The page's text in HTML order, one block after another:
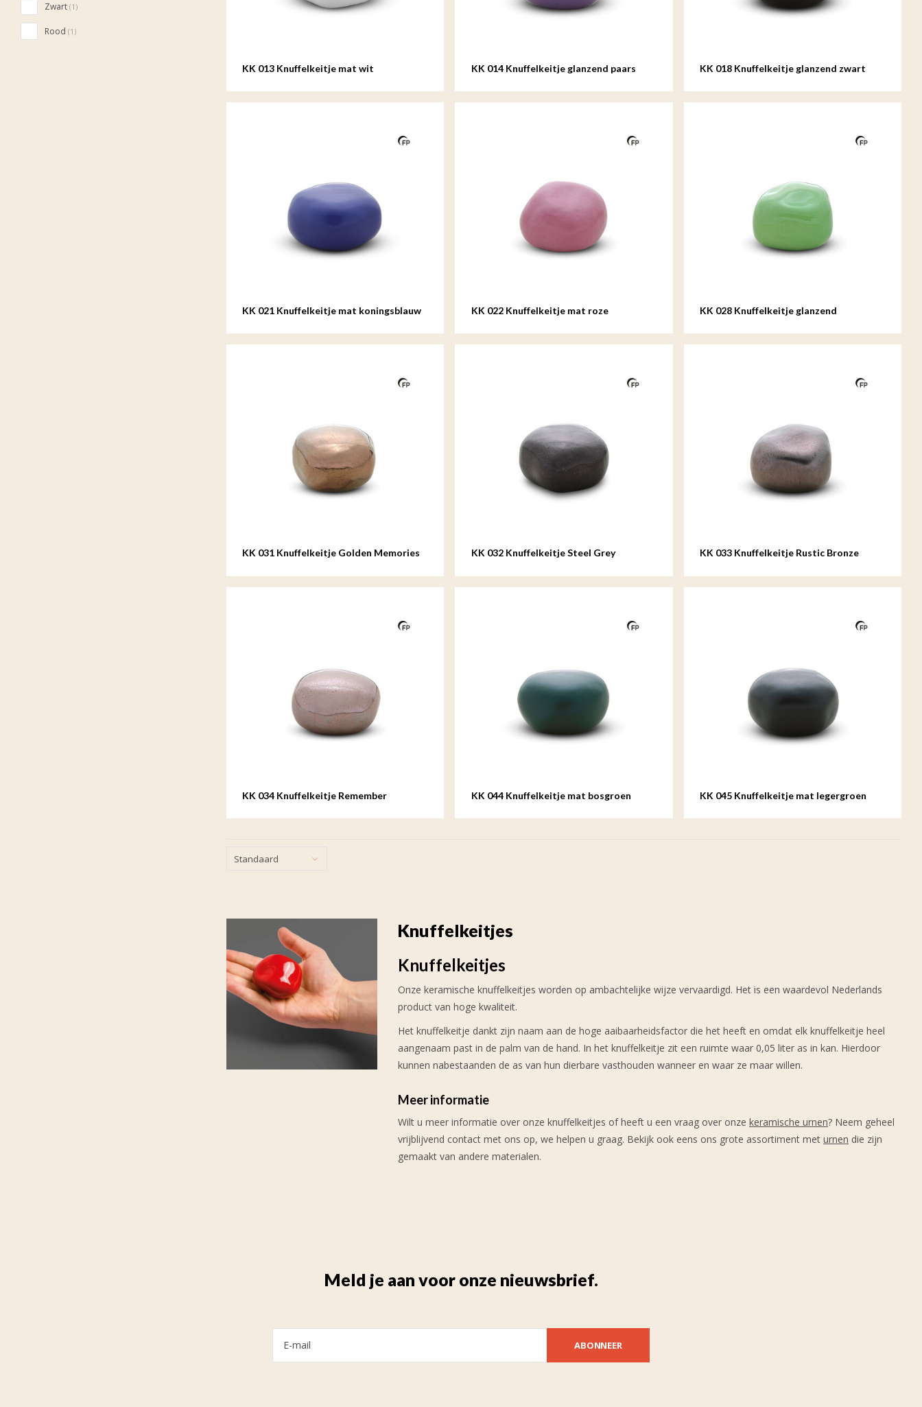
Zwart (1)
Rood (1)
KK 013 Knuffelkeitje mat wit KK 014 Knuffelkeitje glanzend paars KK 018 Knuffelkeitje glanzend zwart
KK 021 Knuffelkeitje mat koningsblauw KK 022 Knuffelkeitje mat roze
KK 028 Knuffelkeitje glanzend
KK 031 Knuffelkeitje Golden Memories KK 032 Knuffelkeitje Steel Grey KK 033 Knuffelkeitje Rustic Bronze
KK 034 Knuffelkeitje Remember KK 044 Knuffelkeitje mat bosgroen KK 045 Knuffelkeitje mat legergroen
Standaard
Knuffelkeitjes
Knuffelkeitjes
Onze keramische knuffelkeitjes worden op ambachtelijke wijze vervaardigd. Het is een waardevol Nederlands
product van hoge kwaliteit.
Het knuffelkeitje dankt zijn naam aan de hoge aaibaarheidsfactor die het heeft en omdat elk knuffelkeitje heel
aangenaam past in de palm van de hand. In het knuffelkeitje zit een ruimte waar 0,05 liter as in kan. Hierdoor
kunnen nabestaanden de as van hun dierbare vasthouden wanneer en waar ze maar willen.
Meer informatie
Wilt u meer informatie over onze knuffelkeitjes of heeft u een vraag over onze keramische urnen? Neem geheel
vrijblijvend contact met ons op, we helpen u graag. Bekijk ook eens ons grote assortiment met urnen die zijn
gemaakt van andere materialen.
Meld je aan voor onze nieuwsbrief.
ABONNEER